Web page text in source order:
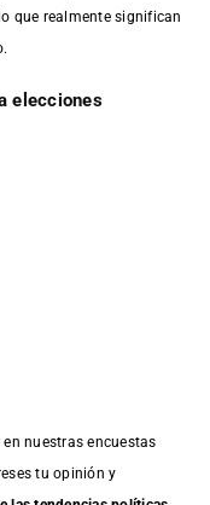
que realmente significan
elecciones
nuestras encuestas
tu opinión y